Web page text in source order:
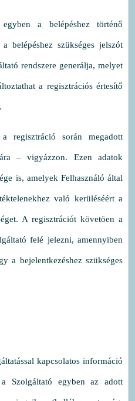
a belépéshez történő
belépéshez szükséges jelszót
rendszere generálja, melyet
a regisztrációs értesítő
regisztráció során megadott
– vigyázzon. Ezen adatok
is, amelyek Felhasználó által
való kerüléséért a
A regisztrációt követöen a
felé jelezni, amennyiben
a bejelentkezéshez szükséges
kapcsolatos információ
Szolgáltató egyben az adott